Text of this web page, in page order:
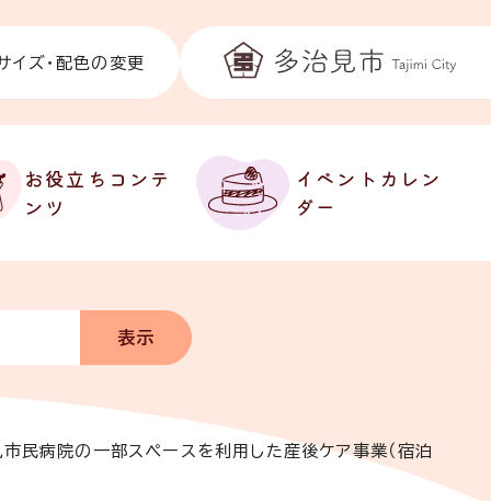
イズ・配色の変更
お役立ちコンテ
ンツ
イベントカレン
ダー
民病院の一部スペースを利用した産後ケア事業（宿泊